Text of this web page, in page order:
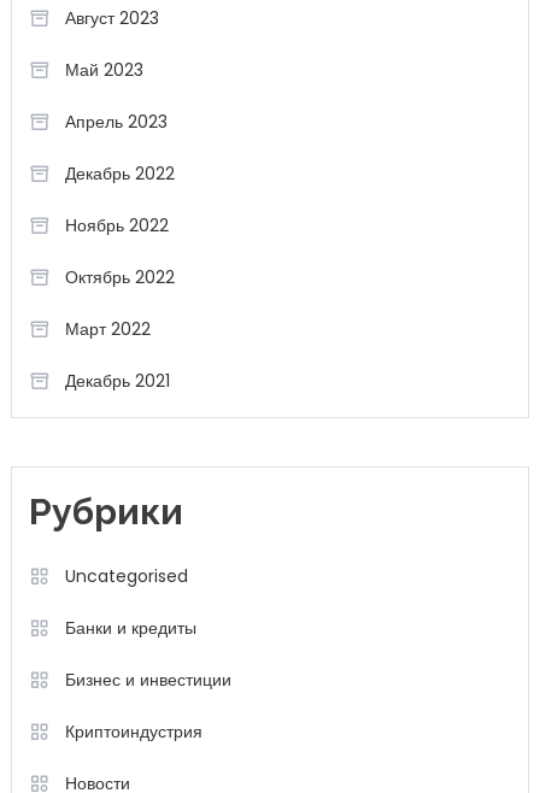
Август 2023
Май 2023
Апрель 2023
Декабрь 2022
Ноябрь 2022
Октябрь 2022
Март 2022
Декабрь 2021
Рубрики
Uncategorised
Банки и кредиты
Бизнес и инвестиции
Криптоиндустрия
Новости